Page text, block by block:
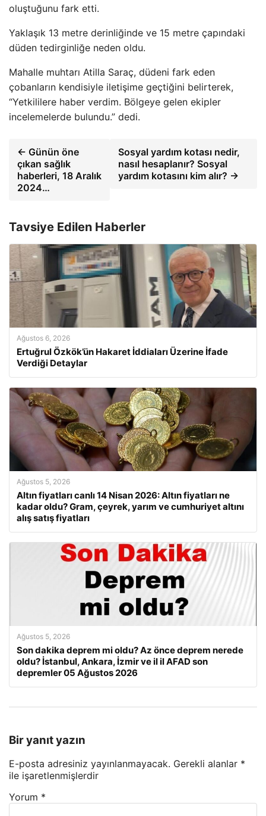
oluştuğunu fark etti.
Yaklaşık 13 metre derinliğinde ve 15 metre çapındaki
düden tedirginliğe neden oldu.
Mahalle muhtarı Atilla Saraç, düdeni fark eden
çobanların kendisiyle iletişime geçtiğini belirterek,
“Yetkililere haber verdim. Bölgeye gelen ekipler
incelemelerde bulundu.” dedi.
← Günün öne
çıkan sağlık
haberleri, 18 Aralık
2024…
Sosyal yardım kotası nedir,
nasıl hesaplanır? Sosyal
yardım kotasını kim alır? →
Tavsiye Edilen Haberler
Ağustos 6, 2026
Ertuğrul Özkök’ün Hakaret İddiaları Üzerine İfade
Verdiği Detaylar
Ağustos 5, 2026
Altın fiyatları canlı 14 Nisan 2026: Altın fiyatları ne
kadar oldu? Gram, çeyrek, yarım ve cumhuriyet altını
alış satış fiyatları
Ağustos 5, 2026
Son dakika deprem mi oldu? Az önce deprem nerede
oldu? İstanbul, Ankara, İzmir ve il il AFAD son
depremler 05 Ağustos 2026
Bir yanıt yazın
E-posta adresiniz yayınlanmayacak. Gerekli alanlar *
ile işaretlenmişlerdir
Yorum *